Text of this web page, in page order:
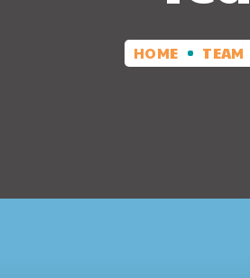
HOME TEAM